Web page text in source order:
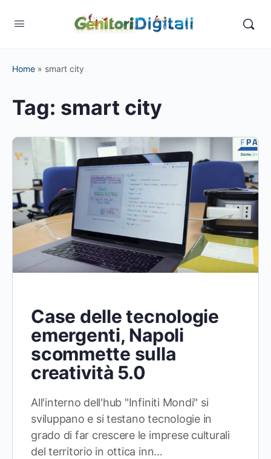
Home » smart city
Tag: smart city
Case delle tecnologie
emergenti, Napoli
scommette sulla
creatività 5.0
All'interno dell'hub "Infiniti Mondi" si
sviluppano e si testano tecnologie in
grado di far crescere le imprese culturali
del territorio in ottica inn…